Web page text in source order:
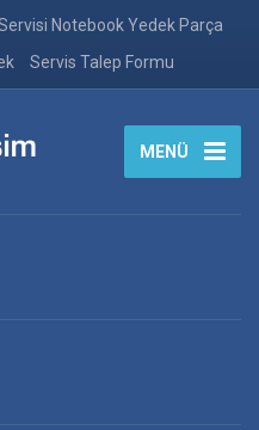
Notebook Yedek Parça
Servis Talep Formu
MENÜ